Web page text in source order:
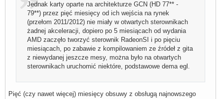
Jednak karty oparte na architekturze GCN (HD 77** -
79**) przez pięć miesięcy od ich wejścia na rynek
(przełom 2011/2012) nie miały w otwartych sterownikach
żadnej akceleracji, dopiero po 5 miesiącach od wydania
AMD zaczęło tworzyć sterownik RadeonSI i po pięciu
miesiącach, po zabawie z kompilowaniem ze źródeł z gita
z niewydanej jeszcze mesy, można było na otwartych
sterownikach uruchomić niektóre, podstawowe dema egl.
Pięć (czy nawet więcej) miesięcy obsuwy z obsługą najnowszego